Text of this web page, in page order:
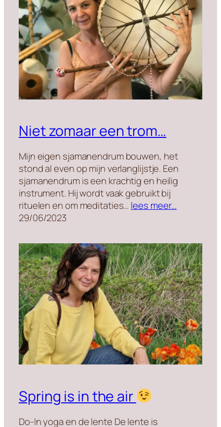
Niet zomaar een trom…
Mijn eigen sjamanendrum bouwen, het
stond al even op mijn verlanglijstje. Een
sjamanendrum is een krachtig en heilig
instrument. Hij wordt vaak gebruikt bij
rituelen en om meditaties… lees meer…
29/06/2023
Spring is in the air
Do-In yoga en de lente De lente is